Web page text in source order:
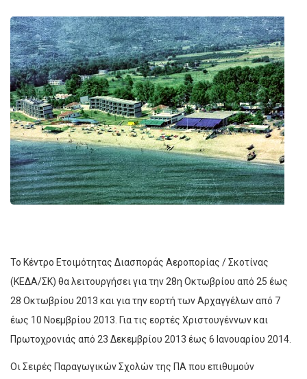
Το Κέντρο Ετοιμότητας Διασποράς Αεροπορίας / Σκοτίνας
(ΚΕΔΑ/ΣΚ) θα λειτουργήσει για την 28η Οκτωβρίου από 25 έως
28 Οκτωβρίου 2013 και για την εορτή των Αρχαγγέλων από 7
έως 10 Νοεμβρίου 2013. Για τις εορτές Χριστουγέννων και
Πρωτοχρονιάς από 23 Δεκεμβρίου 2013 έως 6 Ιανουαρίου 2014.
Οι Σειρές Παραγωγικών Σχολών της ΠΑ που επιθυμούν